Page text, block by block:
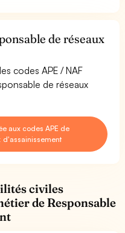
de réseaux
codes APE / NAF
de réseaux
aux codes APE de
d'assainissement
civiles
de Responsable